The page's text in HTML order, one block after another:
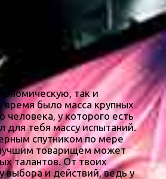
так и
время было масса крупных
человека, у которого есть
для тебя массу испытаний.
спутником по мере
лучшим товарищем может
талантов. От твоих
выбора и действий, ведь у